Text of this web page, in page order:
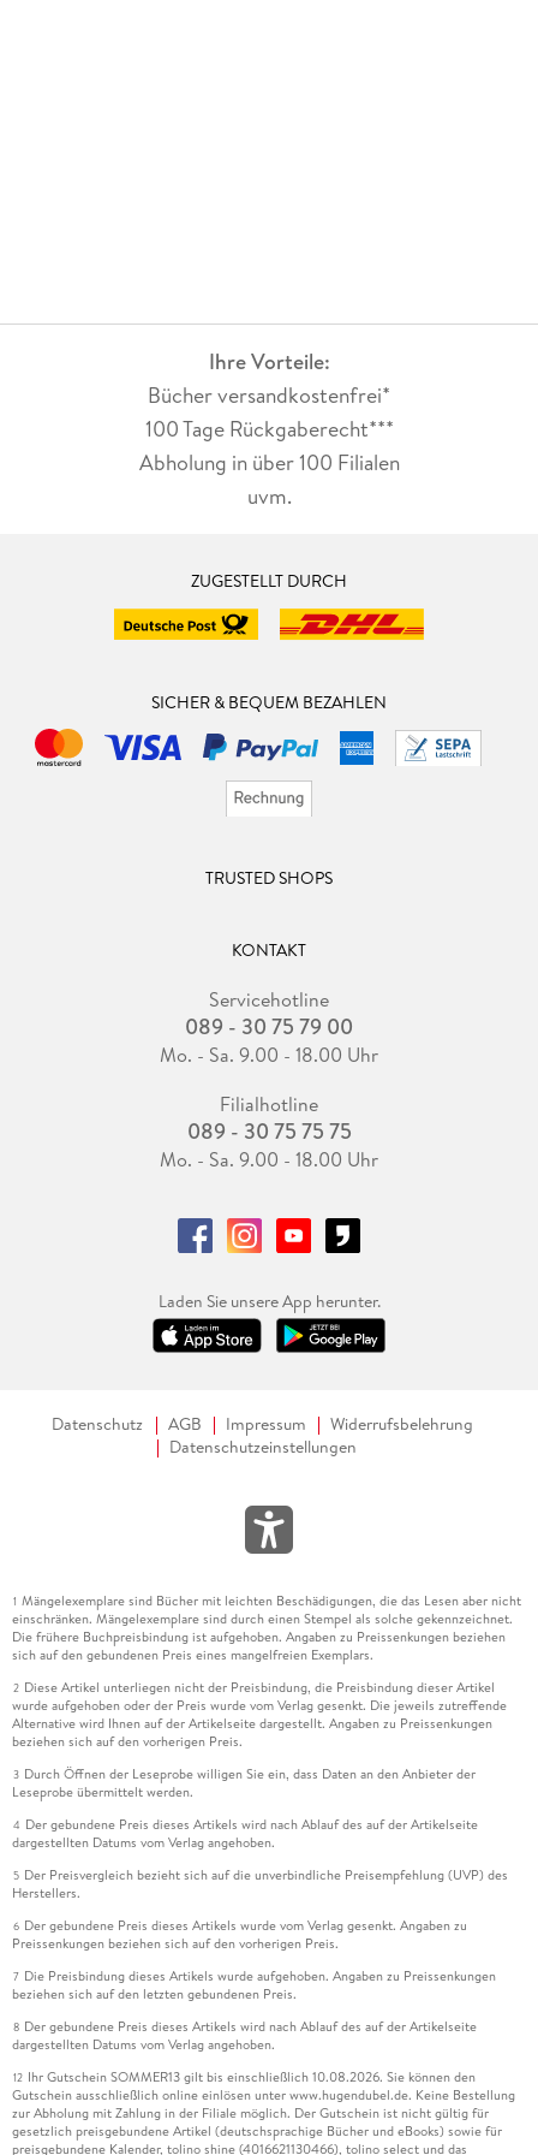
Ihre Vorteile:
Bücher versandkostenfrei*
100 Tage Rückgaberecht***
Abholung in über 100 Filialen
uvm.
ZUGESTELLT DURCH
SICHER & BEQUEM BEZAHLEN
TRUSTED SHOPS
KONTAKT
Servicehotline
089 - 30 75 79 00
Mo. - Sa. 9.00 - 18.00 Uhr
Filialhotline
089 - 30 75 75 75
Mo. - Sa. 9.00 - 18.00 Uhr
Laden Sie unsere App herunter.
Datenschutz AGB Impressum
Widerrufsbelehrung
Datenschutzeinstellungen
1 Mängelexemplare sind Bücher mit leichten Beschädigungen, die das Lesen aber nicht
einschränken. Mängelexemplare sind durch einen Stempel als solche gekennzeichnet.
Die frühere Buchpreisbindung ist aufgehoben. Angaben zu Preissenkungen beziehen
sich auf den gebundenen Preis eines mangelfreien Exemplars.
2 Diese Artikel unterliegen nicht der Preisbindung, die Preisbindung dieser Artikel
wurde aufgehoben oder der Preis wurde vom Verlag gesenkt. Die jeweils zutreffende
Alternative wird Ihnen auf der Artikelseite dargestellt. Angaben zu Preissenkungen
beziehen sich auf den vorherigen Preis.
3 Durch Öffnen der Leseprobe willigen Sie ein, dass Daten an den Anbieter der
Leseprobe übermittelt werden.
4 Der gebundene Preis dieses Artikels wird nach Ablauf des auf der Artikelseite
dargestellten Datums vom Verlag angehoben.
5 Der Preisvergleich bezieht sich auf die unverbindliche Preisempfehlung (UVP) des
Herstellers.
6 Der gebundene Preis dieses Artikels wurde vom Verlag gesenkt. Angaben zu
Preissenkungen beziehen sich auf den vorherigen Preis.
7 Die Preisbindung dieses Artikels wurde aufgehoben. Angaben zu Preissenkungen
beziehen sich auf den letzten gebundenen Preis.
8 Der gebundene Preis dieses Artikels wird nach Ablauf des auf der Artikelseite
dargestellten Datums vom Verlag angehoben.
12 Ihr Gutschein SOMMER13 gilt bis einschließlich 10.08.2026. Sie können den
Gutschein ausschließlich online einlösen unter www.hugendubel.de. Keine Bestellung
zur Abholung mit Zahlung in der Filiale möglich. Der Gutschein ist nicht gültig für
gesetzlich preisgebundene Artikel (deutschsprachige Bücher und eBooks) sowie für
preisgebundene Kalender, tolino shine (4016621130466), tolino select und das